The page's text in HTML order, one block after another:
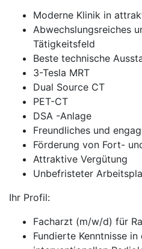
Moderne Klinik in
Abwechslungsreiches
Tätigkeitsfeld
Beste technische
3-Tesla MRT
Dual Source CT
PET-CT
DSA -Anlage
Freundliches und
Förderung von Fort-
Attraktive Vergütung
Unbefristeter
Ihr Profil:
Facharzt (m/w/d) für
Fundierte Kenntnisse